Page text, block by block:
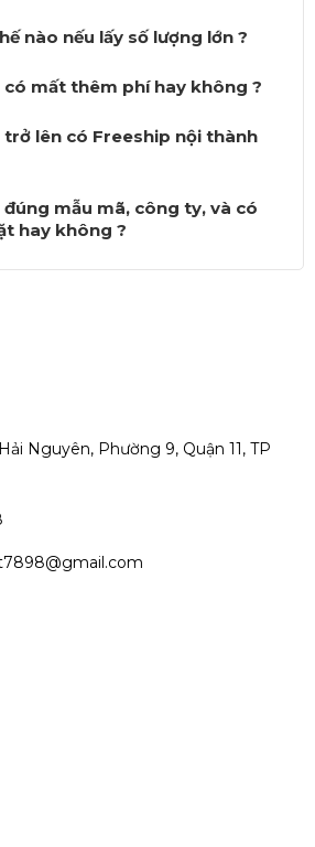
nào nếu lấy số lượng lớn ?
mất thêm phí hay không ?
trở lên có Freeship nội thành
mẫu mã, công ty, và có
hay không ?
Nguyên, Phường 9, Quận 11, TP